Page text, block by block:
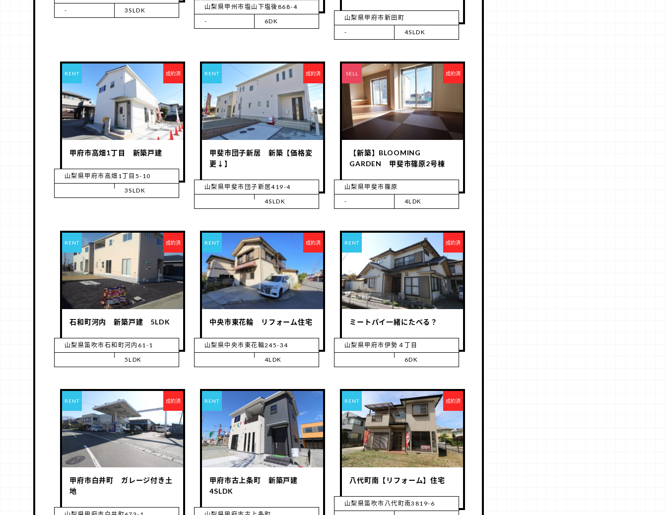
-
3SLDK
山梨県甲州市塩山下塩後868-4
-
6DK
山梨県甲府市新田町
-
4SLDK
RENT 成約済
甲府市高畑1丁目 新築戸建
山梨県甲府市高畑1丁目5-10
3SLDK
RENT 成約済
甲斐市団子新居 新築【価格変
更↓】
山梨県甲斐市団子新居419-4
4SLDK
RENT
SELL 成約済
【新築】BLOOMING
GARDEN 甲斐市篠原2号棟
山梨県甲斐市篠原
-
4LDK
RENT 成約済
石和町河内 新築戸建 5LDK
山梨県笛吹市石和町河内61-1
5LDK
RENT 成約済
中央市東花輪 リフォーム住宅
山梨県中央市東花輪245-34
4LDK
RENT 成約済
ミートパイ一緒にたべる？
山梨県甲府市伊勢４丁目
6DK
RENT 成約済
甲府市白井町 ガレージ付き土
地
RENT
甲府市古上条町 新築戸建
4SLDK
RENT 成約済
八代町南【リフォーム】住宅
山梨県笛吹市八代町南3819-6